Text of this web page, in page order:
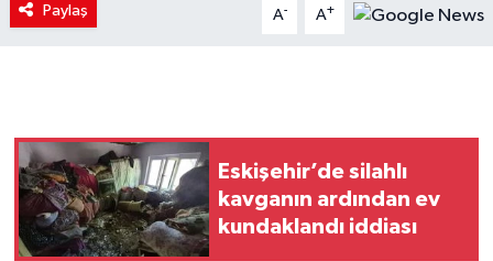
Paylaş A- A+
Eskişehir’de silahlı
kavganın ardından ev
kundaklandı iddiası